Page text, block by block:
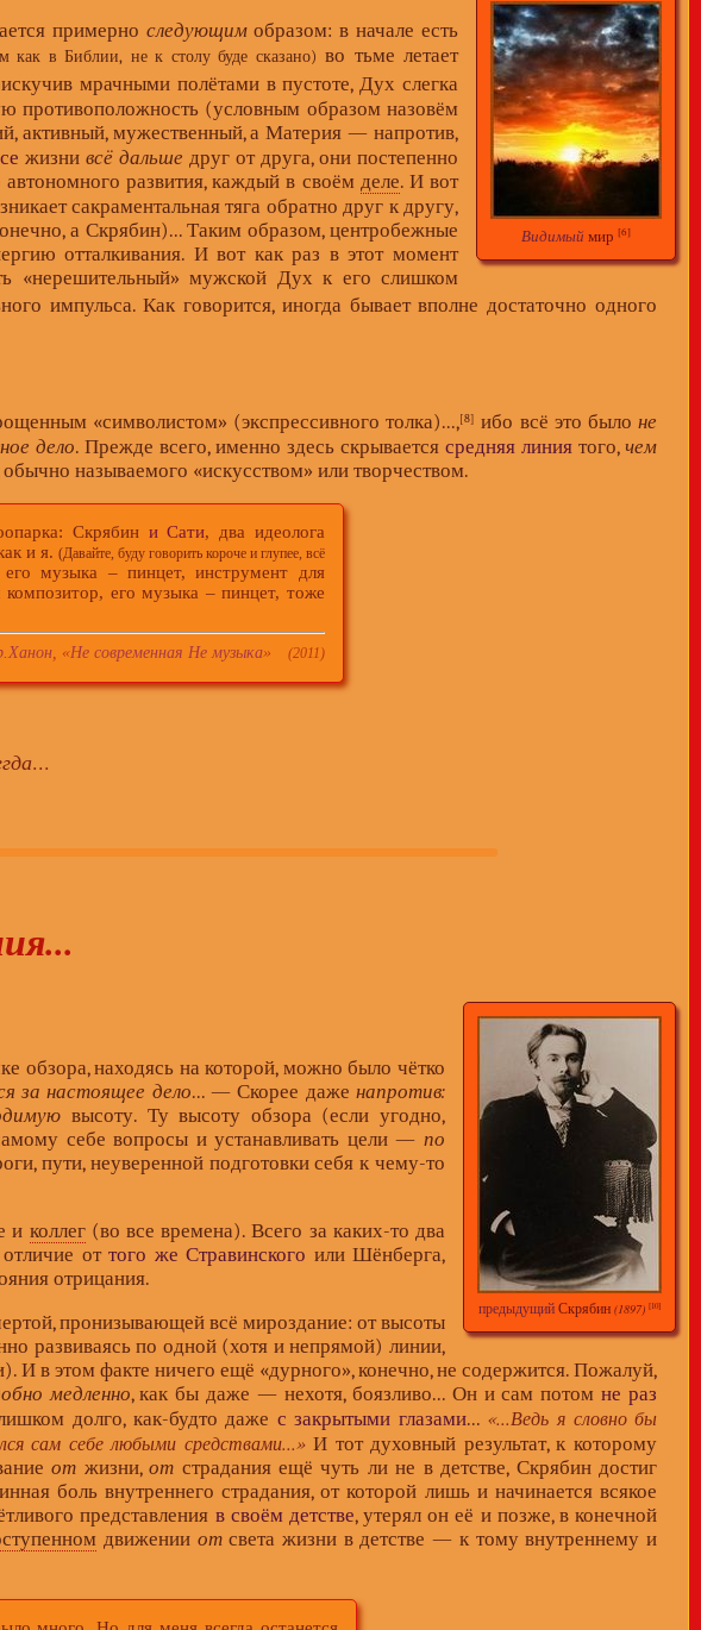
Видимый мир [6]
примерно следующимобразом: в начале есть
как в Библии, не к столу буде сказано) во тьме летает
мрачными полётами в пустоте, Дух слегка
противоположность (условным образом назовём
активный, мужественный, а Материя — напротив,
жизни всё дальше друг от друга, они постепенно
автономного развития, каждый в своём деле. И вот
сакраментальная тяга обратно друг к другу,
а Скрябин)... Таким образом, центробежные
отталкивания. И вот как раз в этот момент
«нерешительный» мужской Дух к его слишком
импульса. Как говорится, иногда бывает вполне достаточно одного
«символистом» (экспрессивного толка)...,[8] ибо всё это былоне
дело. Прежде всего, именно здесь скрывается средняя линиятого,чем
называемого «искусством» или творчеством.
Скрябин и Сати, два идеолога
и я. (Давайте, буду говорить короче и глупее, всё
музыка – пинцет, инструмент для
композитор, его музыка – пинцет, тоже
, «Не современная Не музыка» (2011)
...
предыдущийСкрябин (1897) [10]
обзора, находясь на которой, можно было чётко
за настоящее дело... — Скорее даженапротив:
высоту. Ту высоту обзора (если угодно,
себе вопросы и устанавливать цели — по
пути, неуверенной подготовки себя к чему-то
и коллег(во все времена). Всего за каких-то два
оттого же Стравинского или Шёнберга,
отрицания.
пронизывающей всё мироздание: от высоты
развиваясь по одной (хотя и непрямой) линии,
И в этом факте ничего ещё «дурного», конечно, не содержится. Пожалуй,
медленно, как бы даже — нехотя, боязливо... Он и сам потомне раз
долго, как-будто даже с закрытыми глазами... «...Ведь я словно бы
сам себе любыми средствами...»И тот духовный результат, к которому
от жизни,от страдания ещё чуть ли не в детстве, Скрябин достиг
боль внутреннего страдания, от которой лишь и начинается всякое
представления в своём детстве, утерял он её и позже, в конечной
движении отсвета жизни в детстве — к тому внутреннему и